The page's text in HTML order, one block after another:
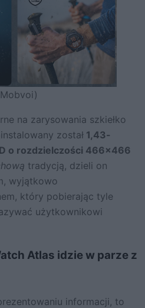
na zarysowania szkiełko
został 1,43-
o rozdzielczości 466×466
tradycją, dzieli on
wyjątkowo
który pobierając tyle
użytkownikowi
Atlas idzie w parze z
informacji, to